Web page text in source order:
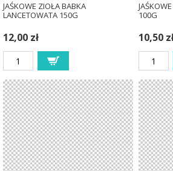
JAŚKOWE ZIOŁA BABKA
LANCETOWATA 150G
12,00 zł
100G
10,50